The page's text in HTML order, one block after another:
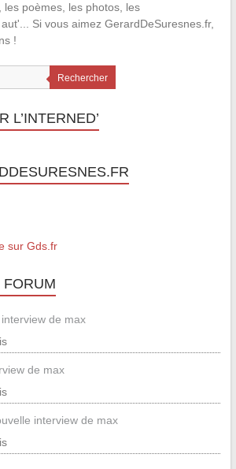
les poèmes, les photos, les
Si vous aimez GerardDeSuresnes.fr,
!
Rechercher
L’INTERNED’
sur Gds.fr
FORUM
de max
de max
interview de max